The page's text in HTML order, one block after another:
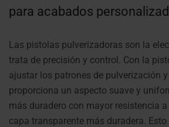
para acabados
Las pistolas pulverizadoras son la
trata de precisión y control. Con la
ajustar los patrones de pulverización
proporciona un aspecto suave y
más duradero con mayor resistencia
capa transparente más duradera.